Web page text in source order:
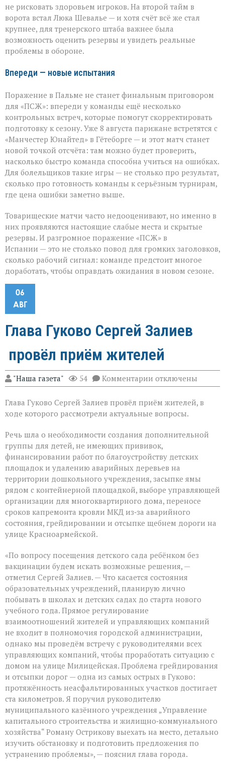
не рисковать здоровьем игроков. На второй тайм в
ворота встал Люка Шевалье — и хотя счёт всё же стал
крупнее, для тренерского штаба важнее была
возможность оценить резервы и увидеть реальные
проблемы в обороне.
Впереди — новые испытания
Поражение в Пальме не станет финальным приговором
для «ПСЖ»: впереди у команды ещё несколько
контрольных встреч, которые помогут скорректировать
подготовку к сезону. Уже 8 августа парижане встретятся с
«Манчестер Юнайтед» в Гётеборге — и этот матч станет
новой точкой отсчёта: там можно будет проверить,
насколько быстро команда способна учиться на ошибках.
Для болельщиков такие игры — не столько про результат,
сколько про готовность команды к серьёзным турнирам,
где цена ошибки заметно выше.
Товарищеские матчи часто недооценивают, но именно в
них проявляются настоящие слабые места и скрытые
резервы. И разгромное поражение «ПСЖ» в
Испании — это не столько повод для громких заголовков,
сколько рабочий сигнал: команде предстоит многое
доработать, чтобы оправдать ожидания в новом сезоне.
06
АВГ
Глава Гуково Сергей Залиев
провёл приём жителей
"Наша газета" 54 Комментарии к
записи
Гуково
Сергей
Залиев
приём
жителей
отключены
Глава Гуково Сергей Залиев провёл приём жителей, в
ходе которого рассмотрели актуальные вопросы.
Речь шла о необходимости создания дополнительной
группы для детей, не имеющих прививок,
финансировании работ по благоустройству детских
площадок и удалению аварийных деревьев на
территории дошкольного учреждения, засыпке ямы
рядом с контейнерной площадкой, выборе управляющей
организации для многоквартирного дома, переносе
сроков капремонта кровли МКД из‑за аварийного
состояния, грейдировании и отсыпке щебнем дороги на
улице Красноармейской.
«По вопросу посещения детского сада ребёнком без
вакцинации будем искать возможные решения, —
отметил Сергей Залиев. — Что касается состояния
образовательных учреждений, планирую лично
побывать в школах и детских садах до старта нового
учебного года. Прямое регулирование
взаимоотношений жителей и управляющих компаний
не входит в полномочия городской администрации,
однако мы проведём встречу с руководителями всех
управляющих компаний, чтобы проработать ситуацию с
домом на улице Милицейская. Проблема грейдирования
и отсыпки дорог — одна из самых острых в Гуково:
протяжённость неасфальтированных участков достигает
ста километров. Я поручил руководителю
муниципального казённого учреждения „Управление
капитального строительства и жилищно‑коммунального
хозяйства“ Роману Острикову выехать на место, детально
изучить обстановку и подготовить предложения по
устранению проблемы», — пояснил глава города.